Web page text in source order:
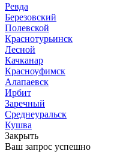
Ревда
Березовский
Полевской
Краснотурьинск
Лесной
Качканар
Красноуфимск
Алапаевск
Ирбит
Заречный
Среднеуральск
Кушва
Закрыть
Ваш запрос успешно